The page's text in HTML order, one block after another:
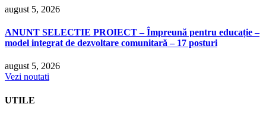
august 5, 2026
ANUNT SELECTIE PROIECT – Împreună pentru educație –
model integrat de dezvoltare comunitară – 17 posturi
august 5, 2026
Vezi noutati
UTILE